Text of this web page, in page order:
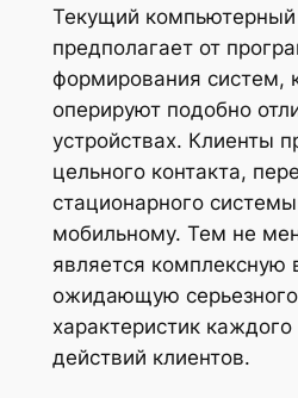
Текущий
предполагает от
формирования систем,
оперируют подобно
устройствах. Клиенты
цельного контакта,
стационарного
мобильному. Тем не
является комплексную
ожидающую
характеристик
действий клиентов.